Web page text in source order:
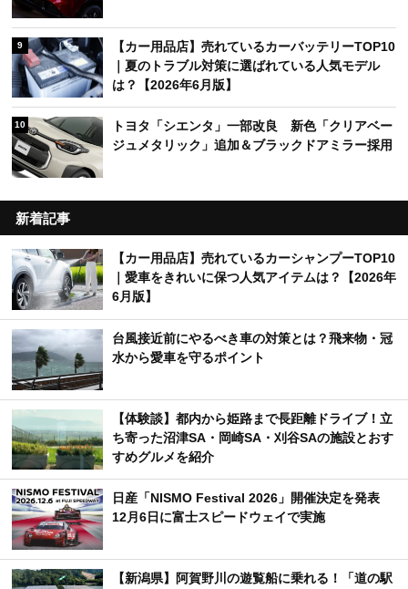
9
【カー用品店】売れているカーバッテリーTOP10
｜夏のトラブル対策に選ばれている人気モデル
は？【2026年6月版】
10
トヨタ「シエンタ」一部改良 新色「クリアベー
ジュメタリック」追加＆ブラックドアミラー採用
新着記事
【カー用品店】売れているカーシャンプーTOP10
｜愛車をきれいに保つ人気アイテムは？【2026年
6月版】
台風接近前にやるべき車の対策とは？飛来物・冠
水から愛車を守るポイント
【体験談】都内から姫路まで長距離ドライブ！立
ち寄った沼津SA・岡崎SA・刈谷SAの施設とおす
すめグルメを紹介
日産「NISMO Festival 2026」開催決定を発表
12月6日に富士スピードウェイで実施
【新潟県】阿賀野川の遊覧船に乗れる！「道の駅